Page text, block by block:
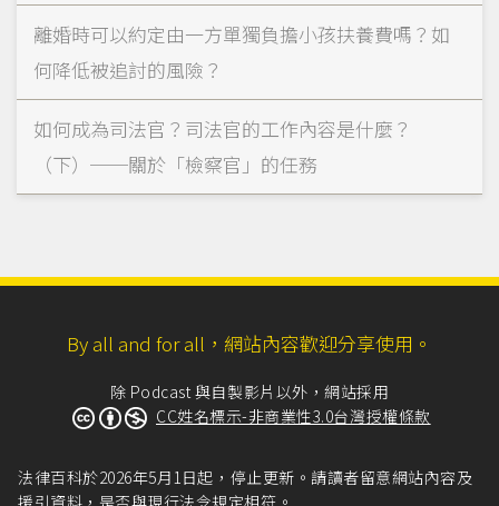
離婚時可以約定由一方單獨負擔小孩扶養費嗎？如
何降低被追討的風險？
如何成為司法官？司法官的工作內容是什麼？
（下）──關於「檢察官」的任務
By all and for all，網站內容歡迎分享使用。
除 Podcast 與自製影片以外，網站採用
CC姓名標示-非商業性3.0台灣授權條款
法律百科於2026年5月1日起，停止更新。請讀者留意網站內容及
援引資料，是否與現行法令規定相符。